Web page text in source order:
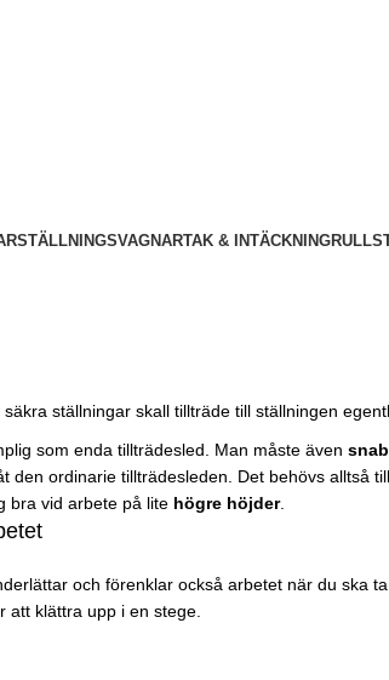
STÄLLNINGSVAGNARTAK & INTÄCKNING
ställningar skall tillträde till ställningen
som enda tillträdesled. Man måste även
den ordinarie tillträdesleden. Det behövs alltså
bra vid arbete på lite högre höjder.
och förenklar också arbetet när du ska
att klättra upp i en stege.